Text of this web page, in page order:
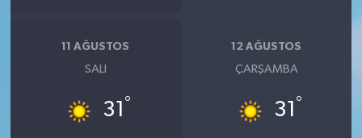
11 AĞUSTOS
SALI
31 °
12 AĞUSTOS
ÇARŞAMBA
31 °